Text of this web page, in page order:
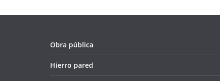
Obra pública
Hierro pared